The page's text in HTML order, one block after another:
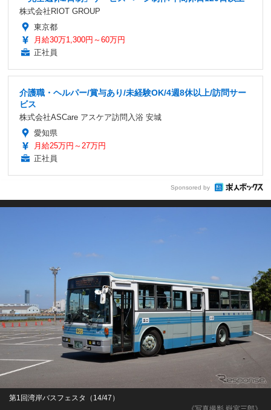
株式会社RIOT GROUP
東京都
月給30万1,300円～60万円
正社員
介護職・ヘルパー/賞与あり/未経験OK/4週8休以上/訪問サー
ビス
株式会社ASCare アスケア訪問入浴 安城
愛知県
月給25万円～27万円
正社員
Sponsored by
第1回湾岸バスフェスタ（14/47）